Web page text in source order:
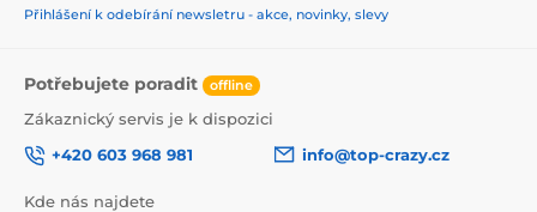
Přihlášení k odebírání newsletru - akce, novinky, slevy
Potřebujete poradit offline
Zákaznický servis je k dispozici
+420 603 968 981
info@top-crazy.cz
Kde nás najdete